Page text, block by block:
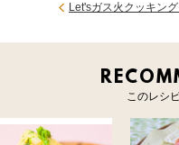
Let'sガス火クッキン
このレシ